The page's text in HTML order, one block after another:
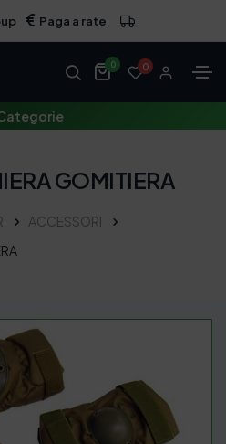
Paga a rate
0 0
GOMITIERA
ACCESSORI